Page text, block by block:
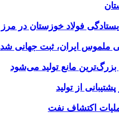
ملموس ایران، ثبت جهانی شد
از تولید